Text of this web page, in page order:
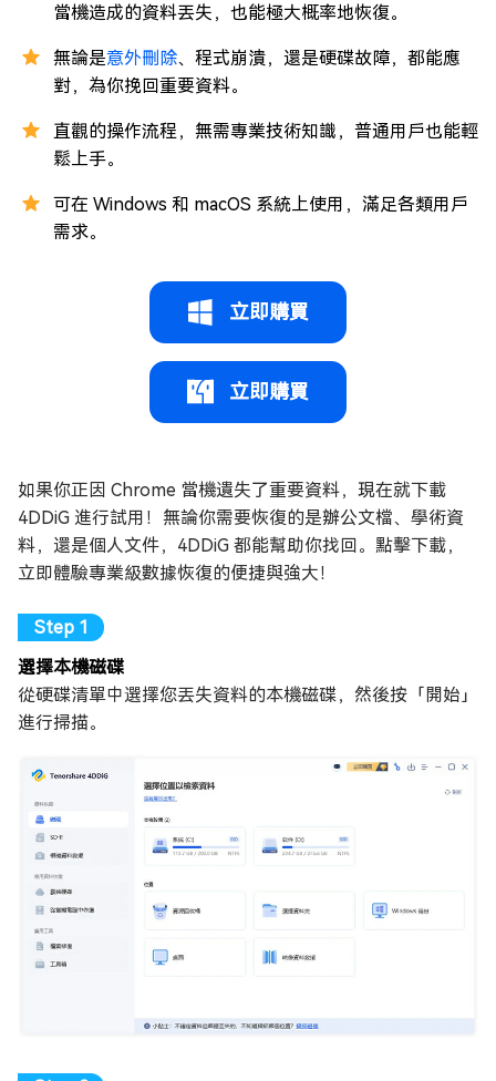
當機造成的資料丟失，也能極大概率地恢復。
無論是意外刪除、程式崩潰，還是硬碟故障，都能應
對，為你挽回重要資料。
直觀的操作流程，無需專業技術知識，普通用戶也能輕
鬆上手。
可在 Windows 和 macOS 系統上使用，滿足各類用戶
需求。
立即購買
立即購買
如果你正因 Chrome 當機遺失了重要資料，現在就下載
4DDiG 進行試用！無論你需要恢復的是辦公文檔、學術資
料，還是個人文件，4DDiG 都能幫助你找回。點擊下載，
立即體驗專業級數據恢復的便捷與強大！
選擇本機磁碟
從硬碟清單中選擇您丟失資料的本機磁碟，然後按「開始」
進行掃描。